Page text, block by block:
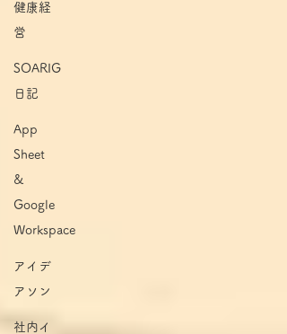
健康経
営
SOARIG
日記
App
Sheet
&
Google
Workspace
アイデ
アソン
社内イ